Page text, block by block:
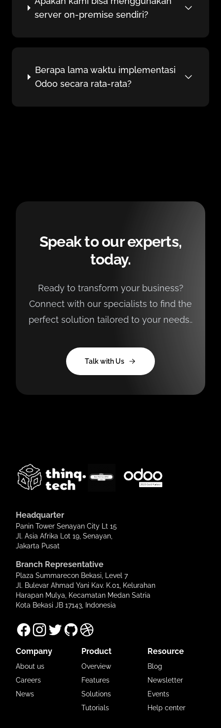
server on-premise sendiri?
Berapa lama waktu implementasi
Odoo secara rata-rata?
Speak to our experts,
today.
Ready to transform your business?
Connect with our specialists to find the
perfect solution tailored to your needs..
Talk with Us
Headquarter
Panin Tower Senayan City Lt 15
Jl. Asia Afrika Lot 19, Senayan,
Jakarta Pusat
Branch Representative
Plaza Summarecon Bekasi, Level 7
Jl. Bulevar Ahmad Yani Kav. K.01, Kelurahan
Harapan Mulya, Kecamatan Medan Satria
Kota Bekasi JB 17143, Indonesia
Company
About us
Careers
News
Product
Overview
Features
Solutions
Tutorials
Resource
Blog
Newsletter
Events
Help center